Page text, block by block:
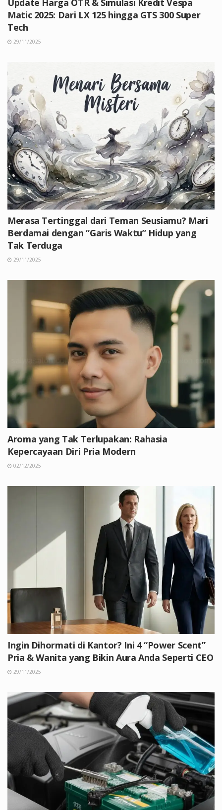
Matic 2025: Dari LX 125 hingga GTS 300 Super
Tech
29/11/2025
Merasa Tertinggal dari Teman Seusiamu? Mari
Berdamai dengan “Garis Waktu” Hidup yang
Tak Terduga
29/11/2025
Aroma yang Tak Terlupakan: Rahasia
Kepercayaan Diri Pria Modern
02/12/2025
Ingin Dihormati di Kantor? Ini 4 “Power Scent”
Pria & Wanita yang Bikin Aura Anda Seperti CEO
29/11/2025